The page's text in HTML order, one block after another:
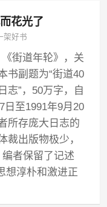
花光了
架好书
街道年轮》，关
书副题为“街道40
志”，50万字，自
日至1991年9月20
所存庞大日志的
裁出版物极少，
者保留了记述
想淳朴和激进正